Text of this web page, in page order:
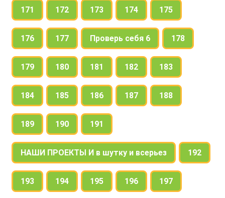
171 172 173 174 175
176 177 Проверь себя 6 178
179 180 181 182 183
184 185 186 187 188
189 190 191
НАШИ ПРОЕКТЫ И в шутку и всерьез 192
193 194 195 196 197